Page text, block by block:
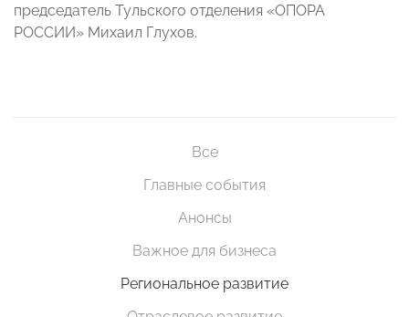
председатель Тульского отделения «ОПОРА
РОССИИ» Михаил Глухов.
Все
Главные события
Анонсы
Важное для бизнеса
Региональное развитие